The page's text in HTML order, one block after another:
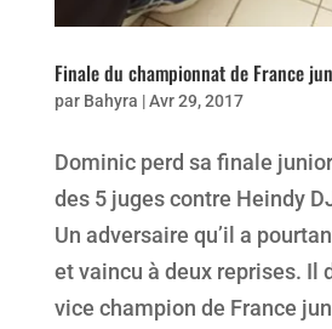
Finale du championnat de France
par Bahyra |Avr 29, 2017
Dominic perd sa finale
des 5 juges contre Heindy
Un adversaire qu’il a
et vaincu à deux reprises. Il
vice champion de France